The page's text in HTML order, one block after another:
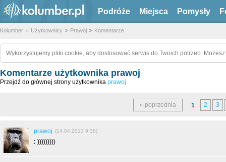
Podróże Miejsca Pomysły
Kolumber Użytkownicy Prawoj Komentarze
Wykorzystujemy pliki cookie, aby dostosować serwis do Twoich potrzeb.
Komentarze użytkownika prawoj
Przejdź do głównej strony użytkownika prawoj
« poprzednia 1 2 3
prawoj (14.04.2013 9:38)
:-)))))))))